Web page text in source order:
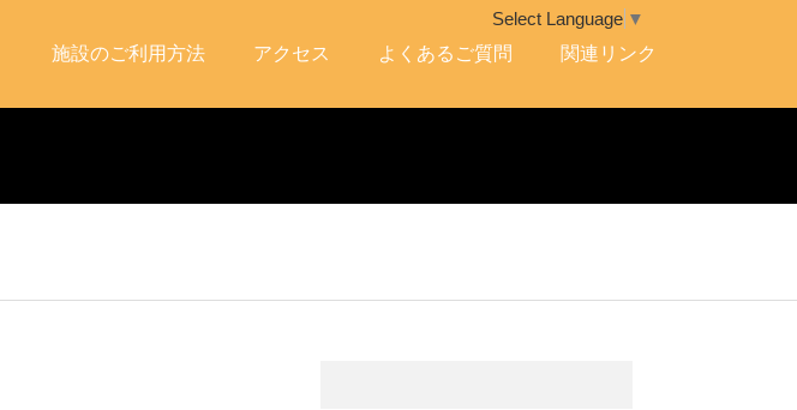
施設のご利用方法 アクセス よくあるご質問 関連リンク
Select Language ▼